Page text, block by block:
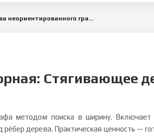
Построение стягивающего дерева неориентированного графа методом BFS
Стягивающее
методом поиска в ширину.
дерева. Практическая ценность —